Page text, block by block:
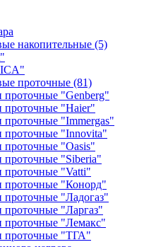
накопительные (5)
проточные (81)
проточные "Genberg"
проточные "Haier"
проточные "Immergas"
проточные "Innovita"
проточные "Oasis"
проточные "Siberia"
проточные "Vatti"
проточные "Конорд"
проточные "Ладогаз"
проточные "Ларгаз"
проточные "Лемакс"
проточные "ТГА"